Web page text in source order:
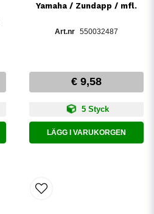
Yamaha / Zundapp / mfl.
550032487
€ 9,58
5 Styck
LÄGG I VARUKORGEN